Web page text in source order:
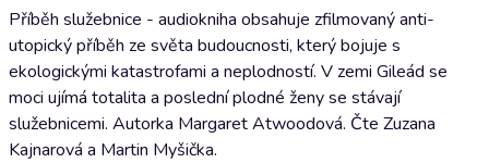
Příběh služebnice - audiokniha obsahuje zfilmovaný anti-
utopický příběh ze světa budoucnosti, který bojuje s
ekologickými katastrofami a neplodností. V zemi Gileád se
moci ujímá totalita a poslední plodné ženy se stávají
služebnicemi. Autorka Margaret Atwoodová. Čte Zuzana
Kajnarová a Martin Myšička.